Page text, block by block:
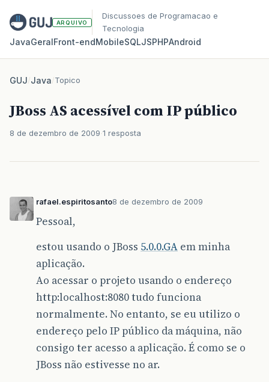
ARQUIVO
Discussoes de Programacao e
Tecnologia
JavaGeralFront‑endMobileSQLJSPHPAndroid
GUJ/Java/Topico
JBoss AS acessível com IP público
8 de dezembro de 2009 1 resposta
rafael.espiritosanto8 de dezembro de 2009
Pessoal,
estou usando o JBoss 5.0.0.GA em minha
aplicação.
Ao acessar o projeto usando o endereço
http:localhost:8080 tudo funciona
normalmente. No entanto, se eu utilizo o
endereço pelo IP público da máquina, não
consigo ter acesso a aplicação. É como se o
JBoss não estivesse no ar.